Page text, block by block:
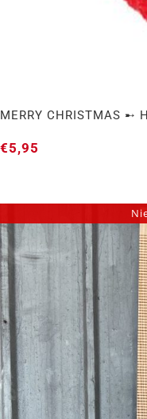
MERRY
MERRY CHRISTMAS ➸
€5,95